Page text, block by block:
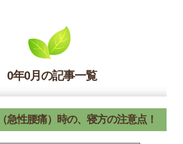
0年0月の記事一覧
急性腰痛）時の、寝方の注意点！